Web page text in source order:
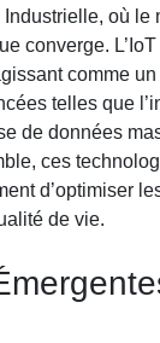
où le
converge.
comme
telles que
de données
ces
d’optimiser
de vie.